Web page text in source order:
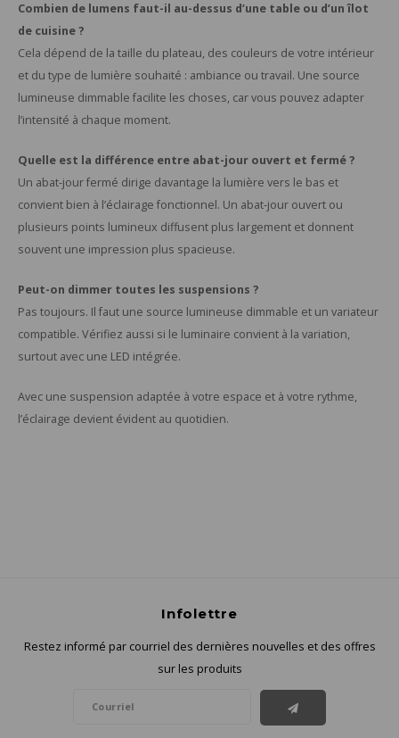
Combien de lumens faut-il au-dessus d’une table ou d’un îlot
de cuisine ?
Cela dépend de la taille du plateau, des couleurs de votre intérieur
et du type de lumière souhaité : ambiance ou travail. Une source
lumineuse dimmable facilite les choses, car vous pouvez adapter
l’intensité à chaque moment.
Quelle est la différence entre abat-jour ouvert et fermé ?
Un abat-jour fermé dirige davantage la lumière vers le bas et
convient bien à l’éclairage fonctionnel. Un abat-jour ouvert ou
plusieurs points lumineux diffusent plus largement et donnent
souvent une impression plus spacieuse.
Peut-on dimmer toutes les suspensions ?
Pas toujours. Il faut une source lumineuse dimmable et un variateur
compatible. Vérifiez aussi si le luminaire convient à la variation,
surtout avec une LED intégrée.
Avec une suspension adaptée à votre espace et à votre rythme,
l’éclairage devient évident au quotidien.
Infolettre
Restez informé par courriel des dernières nouvelles et des offres
sur les produits